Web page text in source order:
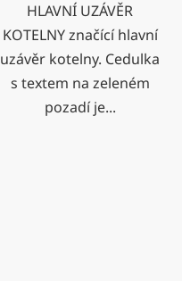
HLAVNÍ UZÁVĚR
KOTELNY značící hlavní
uzávěr kotelny. Cedulka
s textem na zeleném
pozadí je...